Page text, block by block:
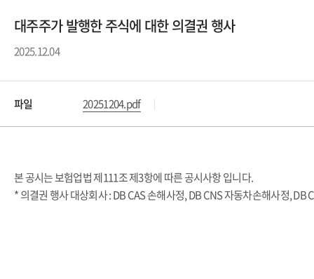
대주주가 발행한 주식에 대한 의결권 행사
2025.12.04
파일 20251204.pdf
본 공시는 보험업법 제111조 제3항에 따른 공시사항 입니다.
* 의결권 행사 대상회사 : DB CAS 손해사정, DB CNS 자동차손해사정,